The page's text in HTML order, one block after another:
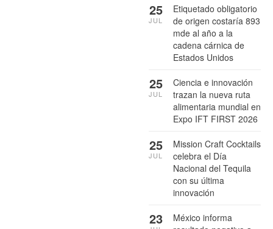
Etiquetado obligatorio
de origen costaría 893
mde al año a la
cadena cárnica de
Estados Unidos
25
JUL
Ciencia e innovación
trazan la nueva ruta
alimentaria mundial en
Expo IFT FIRST 2026
25
JUL
Mission Craft Cocktails
celebra el Día
Nacional del Tequila
con su última
innovación
25
JUL
México informa
23